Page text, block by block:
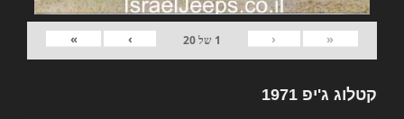
«
‹
1 של20
›
»
קטלוג ג'יפ 1971